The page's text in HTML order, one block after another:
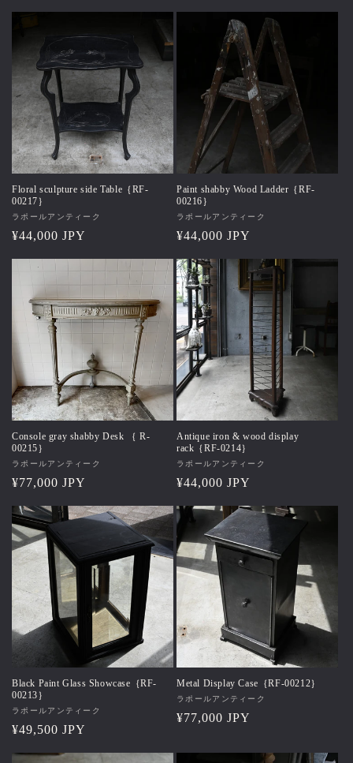
Floral sculpture side Table｛RF-
00217｝
販
売
ラポールアンティーク
通
¥44,000 JPY
Paint shabby Wood Ladder｛RF-
00216｝
販
売
ラポールアンティーク
通
価
格
¥44,000 JPY
Console gray shabby Desk ｛ R-
00215｝
販
売
ラポールアンティーク
通
価
格
¥77,000 JPY
Antique iron & wood display
rack｛RF-0214｝
販
売
ラポールアンティーク
通
価
格
¥44,000 JPY
Black Paint Glass Showcase｛RF-
00213｝
販
売
ラポールアンティーク
通
¥49,500 JPY
Metal Display Case｛RF-00212｝
販
売
ラポールアンティーク
通
価
¥77,000 JPY